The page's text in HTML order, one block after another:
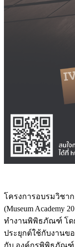
(Museum Academy
ทำงานพิพิธภัณฑ์ โด
ประยุกต์ใช้กับงานข
กับ องค์กรพิพิธภัณ
บนพื้นฐานของแนวคิด